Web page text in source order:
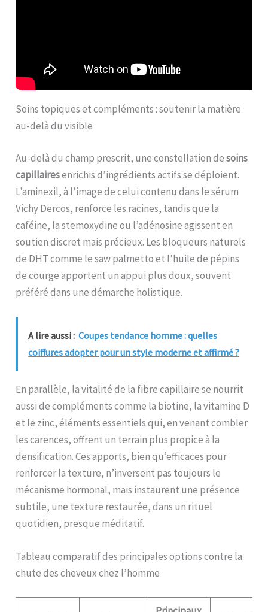
Soins topiques et compléments : soutenir la matière
au-delà du visible
Au-delà du champ prescrit, une constellation desoins
capillairesenrichis d’ingrédients actifs se déploient.
L’aminexil, à l’image de celui contenu dans le sérum
Vichy Dercos, renforce les racines, tandis que la
caféine, la stemoxydine ou l’adénosine agissent en
soutien discret mais précieux. Les bloqueurs naturels
de DHT comme le saw palmetto et l’huile de pépins
de courge apportent un appui plus doux, souvent
préféré dans une démarche holistique.
A lire aussi : Coupes tendance homme : quelles
coiffures adopter pour un style moderne et affirmé ?
En parallèle, la vitalité de la fibre capillaire se nourrit
aussi de compléments comme la biotine, la vitamine D
et le zinc, éléments essentiels qui, en venant combler
les carences, offrent un terrain plus propice à la
densification. Ces apports, bien qu’efficaces pour
renforcer la texture, n’inversent pas toujours le
mécanisme hormonal, mais instaurent une présence
subtile, une texture restaurée, dans un rituel
quotidien, presque méditatif.
Tableau comparatif des principales options contre la
chute des cheveux chez l’homme